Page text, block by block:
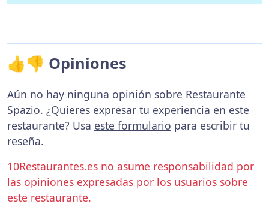
👍👎 Opiniones
Aún no hay ninguna opinión sobre Restaurante
Spazio. ¿Quieres expresar tu experiencia en este
restaurante? Usa este formulario para escribir tu
reseña.
10Restaurantes.es no asume responsabilidad por
las opiniones expresadas por los usuarios sobre
este restaurante.